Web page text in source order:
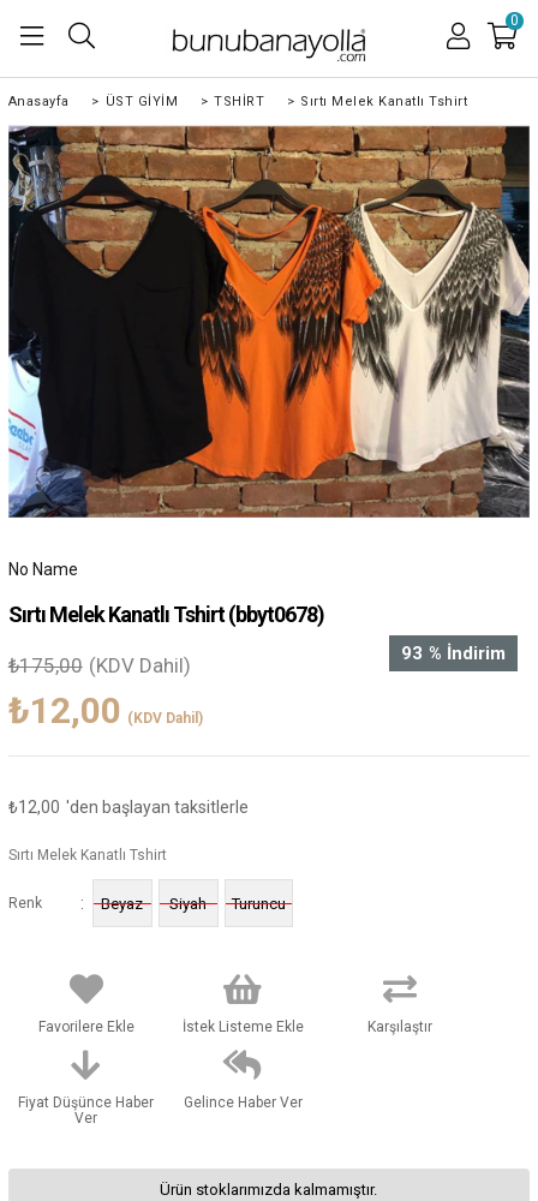
0
Anasayfa > ÜST GİYİM > TSHİRT > Sırtı Melek Kanatlı Tshirt
No Name
Sırtı Melek Kanatlı Tshirt(bbyt0678)
%
93 İndirim
₺175,00 (KDV Dahil)
₺12,00 (KDV Dahil)
₺12,00 'den başlayan taksitlerle
Sırtı Melek Kanatlı Tshirt
Renk : Beyaz Siyah Turuncu
Favorilere Ekle İstek Listeme Ekle Karşılaştır
Fiyat Düşünce Haber
Ver
Gelince Haber Ver
Ürün stoklarımızda kalmamıştır.